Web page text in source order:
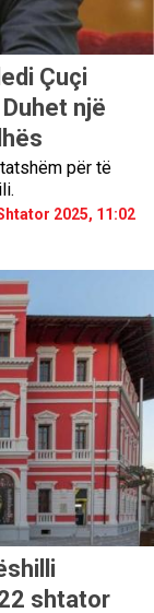
Çuçi
një
për të
2025, 11:02
shtator